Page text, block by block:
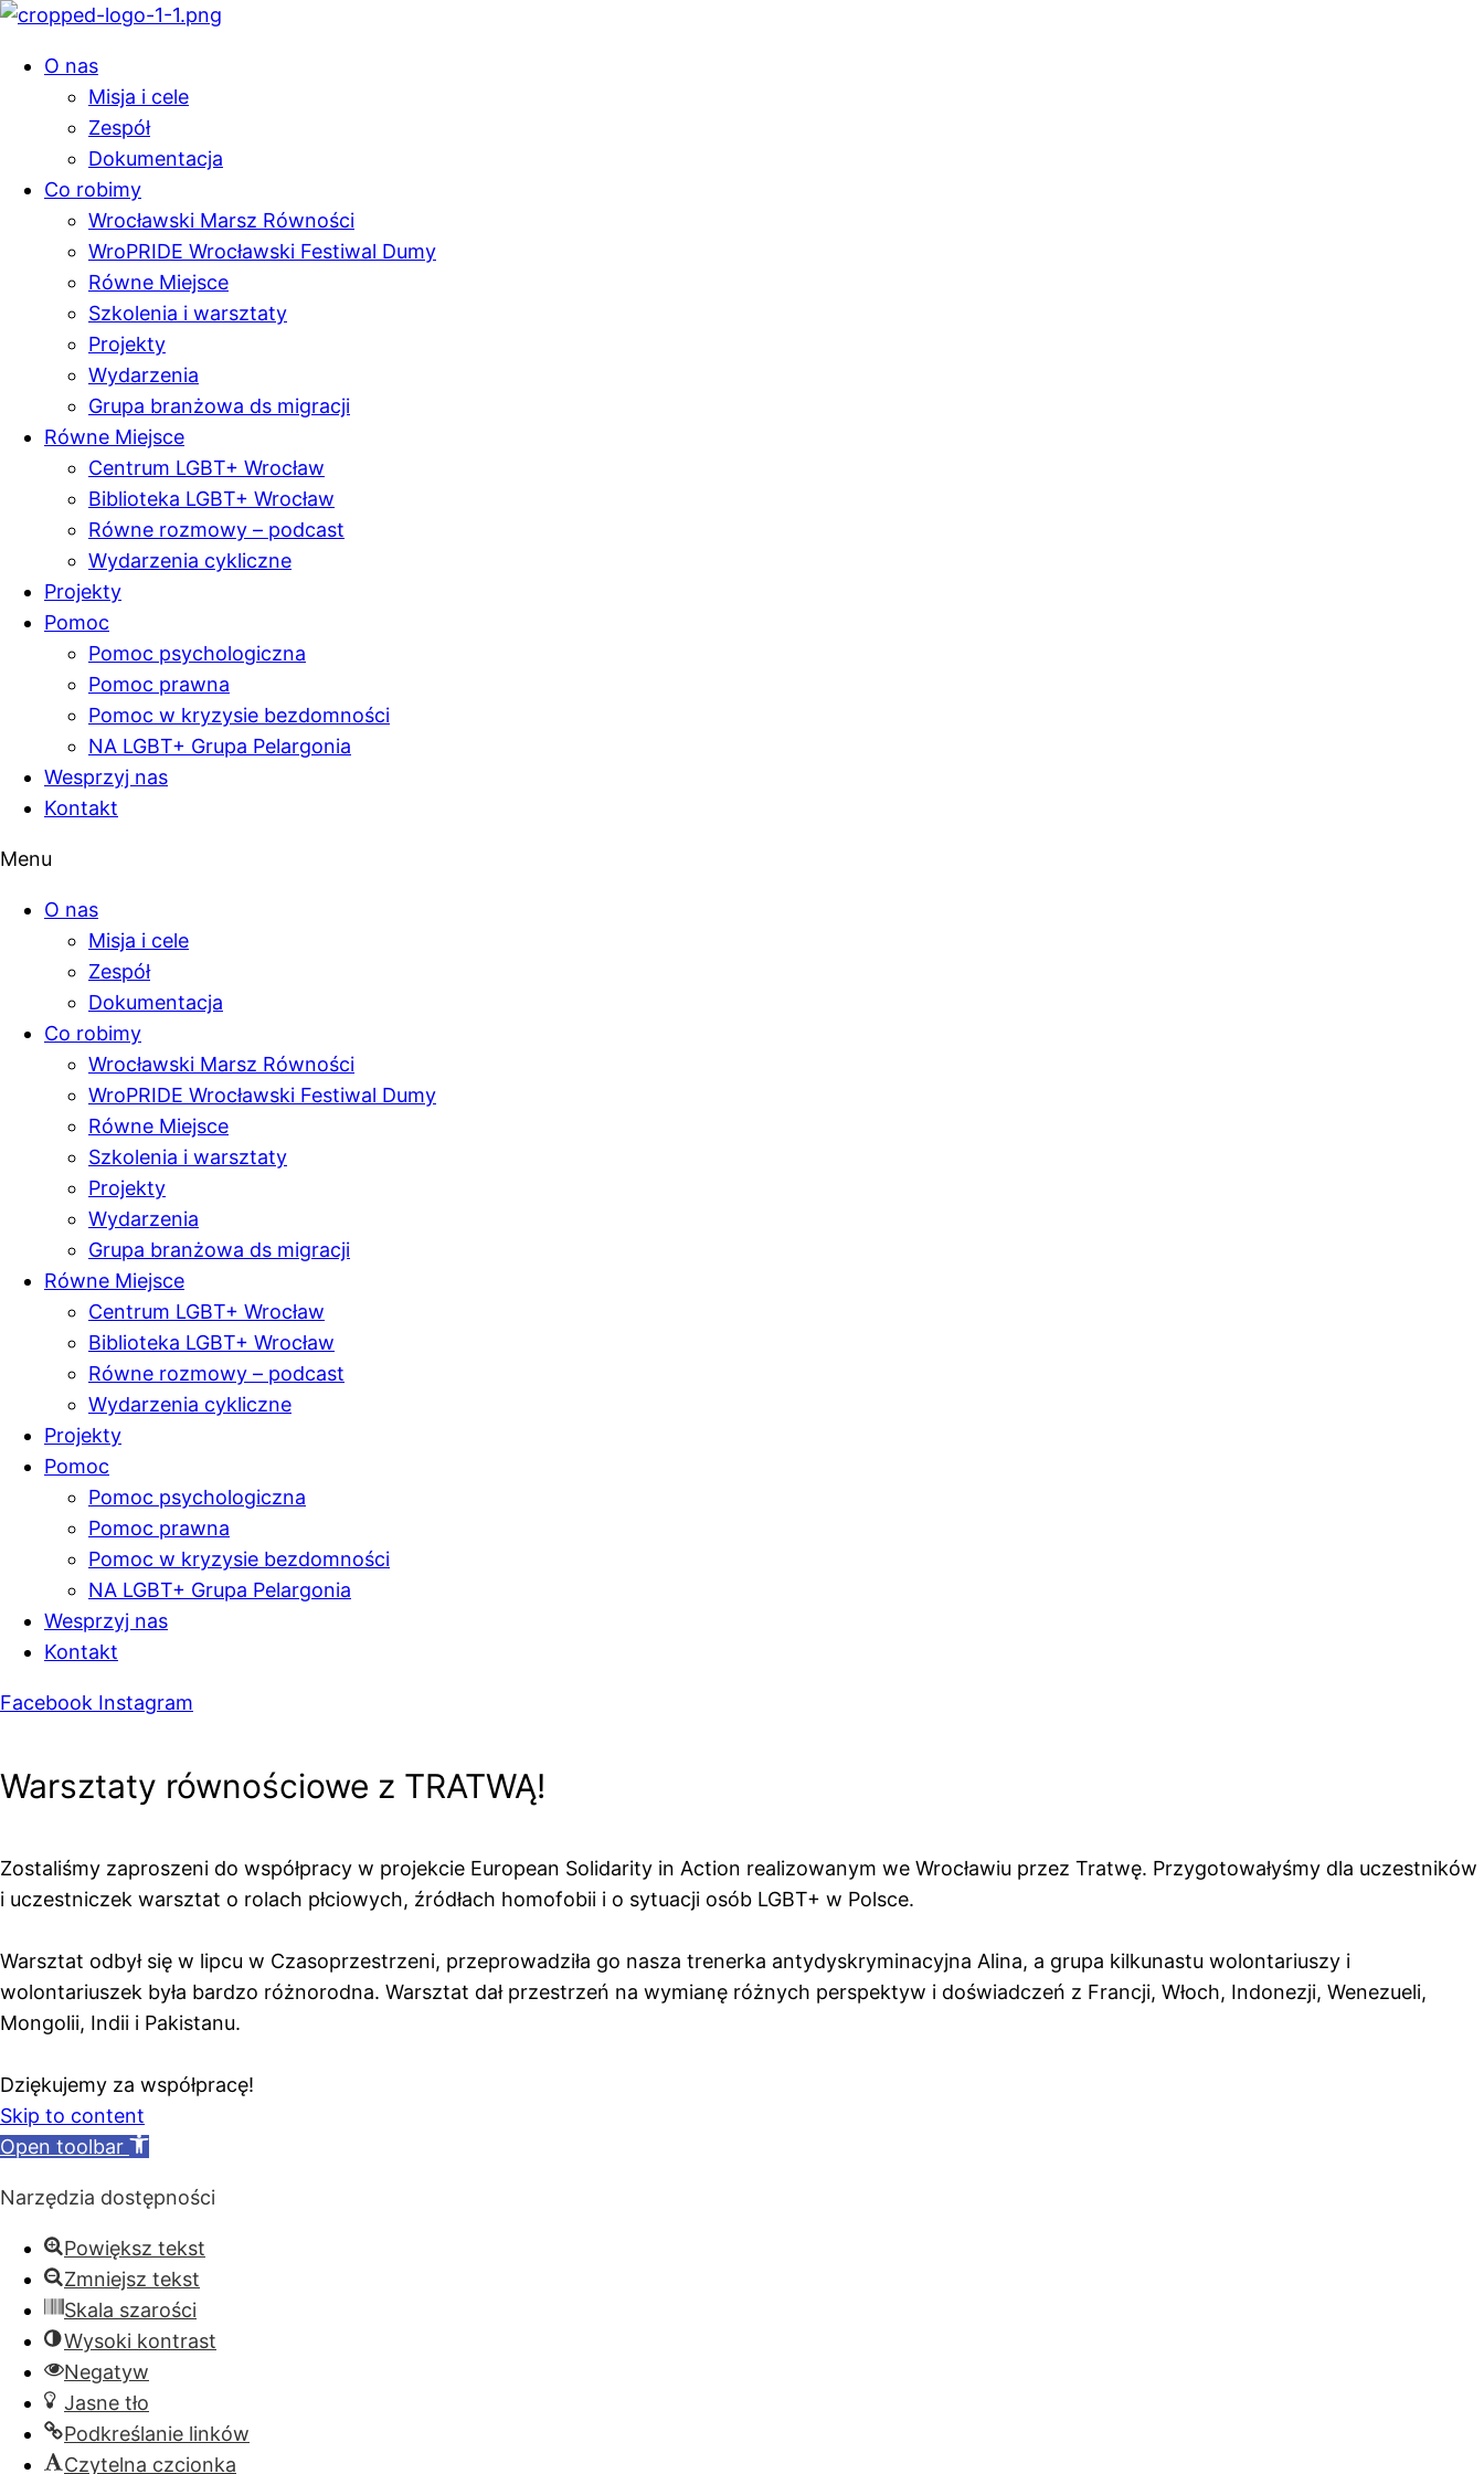
O nas
Misja i cele
Zespół
Dokumentacja
Co robimy
Wrocławski Marsz Równości
WroPRIDE Wrocławski Festiwal Dumy
Równe Miejsce
Szkolenia i warsztaty
Projekty
Wydarzenia
Grupa branżowa ds migracji
Równe Miejsce
Centrum LGBT+ Wrocław
Biblioteka LGBT+ Wrocław
Równe rozmowy – podcast
Wydarzenia cykliczne
Projekty
Pomoc
Pomoc psychologiczna
Pomoc prawna
Pomoc w kryzysie bezdomności
NA LGBT+ Grupa Pelargonia
Wesprzyj nas
Kontakt
Menu
O nas
Misja i cele
Zespół
Dokumentacja
Co robimy
Wrocławski Marsz Równości
WroPRIDE Wrocławski Festiwal Dumy
Równe Miejsce
Szkolenia i warsztaty
Projekty
Wydarzenia
Grupa branżowa ds migracji
Równe Miejsce
Centrum LGBT+ Wrocław
Biblioteka LGBT+ Wrocław
Równe rozmowy – podcast
Wydarzenia cykliczne
Projekty
Pomoc
Pomoc psychologiczna
Pomoc prawna
Pomoc w kryzysie bezdomności
NA LGBT+ Grupa Pelargonia
Wesprzyj nas
Kontakt
Facebook Instagram
Warsztaty równościowe z TRATWĄ!
Zostaliśmy zaproszeni do współpracy w projekcie European Solidarity in Action realizowanym we Wrocławiu przez Tratwę. Przygotowałyśmy dla uczestników
i uczestniczek warsztat o rolach płciowych, źródłach homofobii i o sytuacji osób LGBT+ w Polsce.
Warsztat odbył się w lipcu w Czasoprzestrzeni, przeprowadziła go nasza trenerka antydyskryminacyjna Alina, a grupa kilkunastu wolontariuszy i
wolontariuszek była bardzo różnorodna. Warsztat dał przestrzeń na wymianę różnych perspektyw i doświadczeń z Francji, Włoch, Indonezji, Wenezueli,
Mongolii, Indii i Pakistanu.
Dziękujemy za współpracę!
Skip to content
Open toolbar
Narzędzia dostępności
Powiększ tekst
Zmniejsz tekst
Skala szarości
Wysoki kontrast
Negatyw
Jasne tło
Podkreślanie linków
Czytelna czcionka